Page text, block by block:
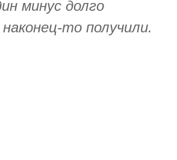
минус долго
то получили.